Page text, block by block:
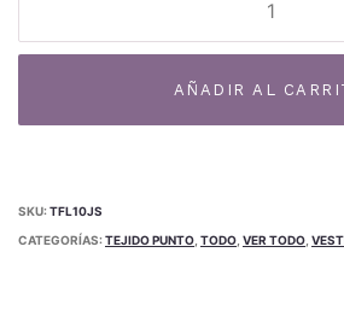
10J
AÑADIR AL
SKU:TFL10JS
CATEGORÍAS:TEJIDO PUNTO TODO VER TODO